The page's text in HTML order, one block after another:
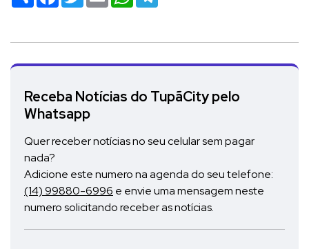
Receba Notícias do TupãCity pelo
Whatsapp
Quer receber notícias no seu celular sem pagar
nada?
Adicione este numero na agenda do seu telefone:
(14) 99880-6996 e envie uma mensagem neste
numero solicitando receber as notícias.